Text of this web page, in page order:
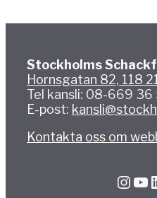
Stockholms
Hornsgatan 82, 118
Tel kansli: 08-669 36
E-post:
Kontakta oss om
InstagramYouTube